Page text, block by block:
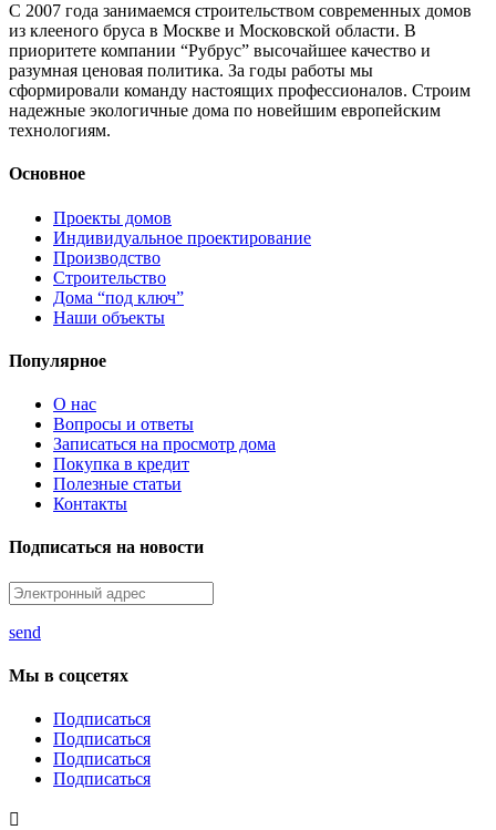
С 2007 года занимаемся строительством современных домов
из клееного бруса в Москве и Московской области. В
приоритете компании “Рубрус” высочайшее качество и
разумная ценовая политика. За годы работы мы
сформировали команду настоящих профессионалов. Строим
надежные экологичные дома по новейшим европейским
технологиям.
Основное
Проекты домов
Индивидуальное проектирование
Производство
Строительство
Дома “под ключ”
Наши объекты
Популярное
О нас
Вопросы и ответы
Записаться на просмотр дома
Покупка в кредит
Полезные статьи
Контакты
Подписаться на новости
send
Мы в соцсетях
Подписаться
Подписаться
Подписаться
Подписаться
